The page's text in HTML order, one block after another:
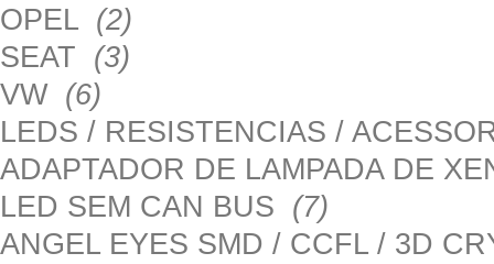
OPEL (2)
SEAT (3)
VW (6)
LEDS / RESISTENCIAS /
ADAPTADOR DE LAMPADA DE
LED SEM CAN BUS (7)
ANGEL EYES SMD / CCFL / 3D